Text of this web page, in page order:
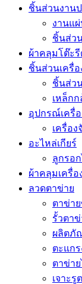
ชิ้นส่วนงาน
งานแผ่
ชิ้นส่ว
ผ้าคลุมโต๊ะรี
ชิ้นส่วนเครื่อ
ชิ้นส่ว
เหล็ก
อุปกรณ์เครื่
เครื่อง
อะไหล่เกียร์
ลูกรอ
ผ้าคลุมเครื่อ
ลวดตาข่าย
ตาข่า
รั้วตาข่
ผลิตภั
ตะแก
ตาข่า
เจาะรู